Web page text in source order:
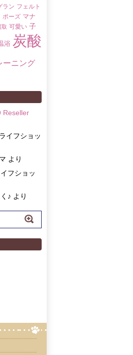
ラン フェルト
ポーズ マナ
取 可愛い 子
浴 炭酸
ーニング
Reseller
イフショッ
より
フショッ
♪ より